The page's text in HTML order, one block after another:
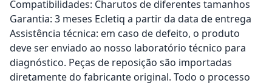
Compatibilidades: Charutos de diferentes tamanhos
Garantia: 3 meses Ecletiq a partir da data de entrega
Assistência técnica: em caso de defeito, o produto
deve ser enviado ao nosso laboratório técnico para
diagnóstico. Peças de reposição são importadas
diretamente do fabricante original. Todo o processo